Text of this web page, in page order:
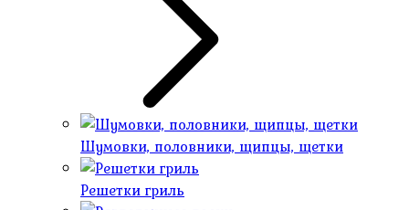
Шумовки, половники, щипцы, щетки
Решетки гриль